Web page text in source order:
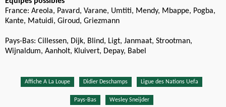
France: Areola, Pavard, Varane, Umtiti, Mendy, Mbappe, Pogba,
Kante, Matuidi, Giroud, Griezmann
Pays-Bas: Cillessen, Dijk, Blind, Ligt, Janmaat, Strootman,
Wijnaldum, Aanholt, Kluivert, Depay, Babel
Affiche A La Loupe Didier Deschamps Ligue des Nations Uefa
Pays-Bas Wesley Sneijder